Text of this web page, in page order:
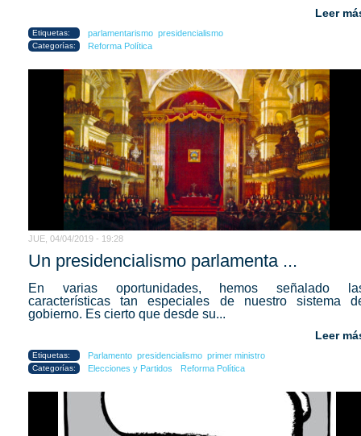
Leer
Etiquetas: parlamentarismo presidencialismo
Categorías: Reforma Política
JUE, 04/04/2019 - 19:28
Un presidencialismo parlamenta ...
En varias oportunidades, hemos señalado
características tan especiales de nuestro sistema
gobierno. Es cierto que desde su...
Leer
Etiquetas: Parlamento presidencialismo primer ministro
Categorías: Elecciones y Partidos Reforma Política